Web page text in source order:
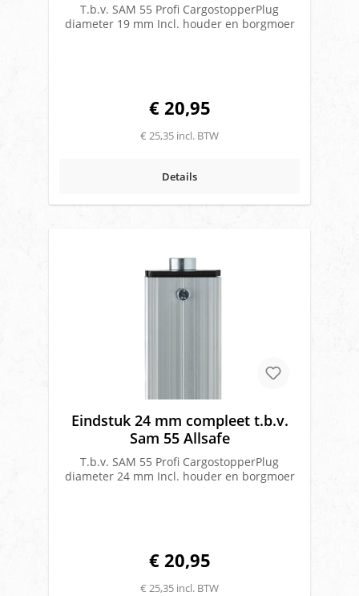
T.b.v. SAM 55 Profi CargostopperPlug
diameter 19 mm Incl. houder en borgmoer
€ 20,95
€ 25,35 incl. BTW
Details
Eindstuk 24 mm compleet t.b.v.
Sam 55 Allsafe
T.b.v. SAM 55 Profi CargostopperPlug
diameter 24 mm Incl. houder en borgmoer
€ 20,95
€ 25,35 incl. BTW